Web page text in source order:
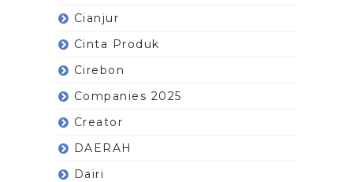
Cianjur
Cinta Produk
Cirebon
Companies 2025
Creator
DAERAH
Dairi